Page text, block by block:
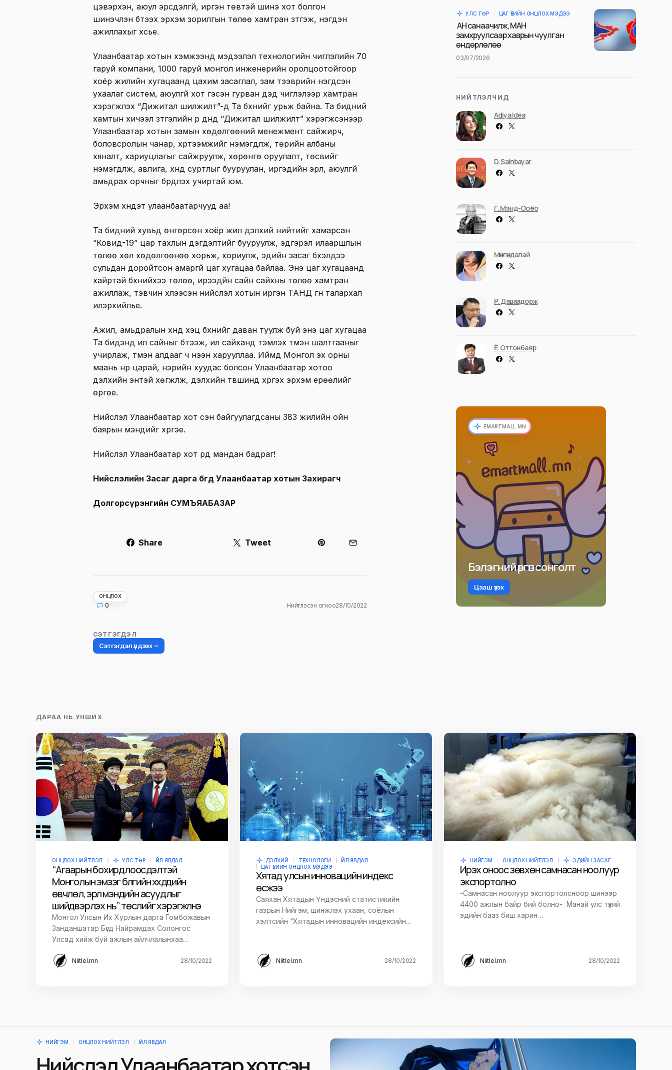
цэвэрхэн, аюул эрсдэлгүй, иргэн төвтэй шинэ хот болгон
шинэчлэн бүтээх эрхэм зорилгын төлөө хамтран зүтгэж, нэгдэн
ажиллахыг хүсье.
Улаанбаатар хотын хэмжээнд мэдээлэл технологийн чиглэлийн 70
гаруй компани, 1000 гаруй монгол инженерийн оролцоотойгоор
хоёр жилийн хугацаанд цахим засаглал, зам тээврийн нэгдсэн
ухаалаг систем, аюулгүй хот гэсэн гурван дэд чиглэлээр хамтран
хэрэгжүүлэх “Дижитал шилжилт”-д Та бүхнийг урьж байна. Та бидний
хамтын хичээл зүтгэлийн үр дүнд “Дижитал шилжилт” хэрэгжсэнээр
Улаанбаатар хотын замын хөдөлгөөний менежмент сайжирч,
боловсролын чанар, хүртээмжийг нэмэгдүүлж, төрийн албаны
хяналт, хариуцлагыг сайжруулж, хөрөнгө оруулалт, төсвийг
нэмэгдүүлж, авлига, хүнд суртлыг бууруулан, иргэдийн эрүүл, аюулгүй
амьдрах орчныг бүрдүүлэх учиртай юм.
Эрхэм хүндэт улаанбаатарчууд аа!
Та бидний хувьд өнгөрсөн хоёр жил дэлхий нийтийг хамарсан
“Ковид-19” цар тахлын дэгдэлтийг бууруулж, эдгэрэл илааршлын
төлөө хөл хөдөлгөөнөө хорьж, хориулж, эдийн засаг бүхэлдээ
сульдан доройтсон амаргүй цаг хугацаа байлаа. Энэ цаг хугацаанд
хайртай бүхнийхээ төлөө, ирээдүйн сайн сайхны төлөө хамтран
ажиллаж, тэвчин хүлээсэн нийслэл хотын иргэн ТАНД гүн талархал
илэрхийлье.
Ажил, амьдралын хүнд хэцүү бүхнийг даван туулж буй энэ цаг хугацаа
Та бидэнд илүү сайныг бүтээж, илүү сайханд тэмүүлэх түмэн шалтгааныг
учирлаж, түмэн алдааг ч нээн харууллаа. Иймд Монгол эх орны
маань нүүр царай, нэрийн хуудас болсон Улаанбаатар хотоо
дэлхийн энтэй хөгжүүлж, дэлхийн түвшинд хүргэх эрхэм ерөөлийг
өргөе.
Нийслэл Улаанбаатар хот үүсэн байгуулагдсаны 383 жилийн ойн
баярын мэндийг хүргэе.
Нийслэл Улаанбаатар хот үүрд мандан бадраг!
Нийслэлийн Засаг дарга бөгөөд Улаанбаатар хотын Захирагч
Долгорсүрэнгийн СУМЪЯАБАЗАР
Share Tweet
ОНЦЛОХ
0 Нийтлэсэн огноо28/10/2022
СЭТГЭГДЭЛ
Сэтгэгдэл үлдээх
Сэтгэгдэл*
Name*
time I comment.
Илгээх
УЛС ТӨР ЦАГ ҮЕИЙН ОНЦЛОХ МЭДЭЭ
АН санаачилж, МАН
замхруулсаар хаврын чуулган
өндөрлөлөө
03/07/2026
НИЙТЛЭЛЧИД
Adiya Idea
D. Sainbayar
Г. Мэнд-Ооёо
Мөнгөндалай
Р. Даваадорж
Ё. Отгонбаяр
EMARTMALL.MN
Бэлэгний өргөн сонголт
Цааш үзэх
ДАРАА НЬ УНШИХ
ОНЦЛОХ НИЙТЛЭЛ УЛС ТӨР ҮЙЛ ЯВДАЛ
“Агаарын бохирдлоос үүдэлтэй
Монголын эмзэг бүлгийн хүүхдүүдийн
өвчлөл, эрүүл мэндийн асуудлыг
шийдвэрлэх нь” төслийг хэрэгжүүлнэ
Монгол Улсын Их Хурлын дарга Гомбожавын
Занданшатар Бүгд Найрамдах Солонгос
Улсад хийж буй ажлын айлчлалынхаа…
Niitlel.mn 28/10/2022
ДЭЛХИЙ ТЕХНОЛОГИ
ҮЙЛ ЯВДАЛ
ЦАГ ҮЕИЙН ОНЦЛОХ МЭДЭЭ
Хятад улсын инновацийн индекс
өсжээ
Саяхан Хятадын Үндэсний статистикийн
газрын Нийгэм, шинжлэх ухаан, соёлын
хэлтсийн “Хятадын инновацийн индексийн…
Niitlel.mn 28/10/2022
НИЙГЭМ ОНЦЛОХ НИЙТЛЭЛ ЭДИЙН ЗАСАГ
Ирэх оноос зөвхөн самнасан ноолуур
экспортолно
-Самнасан ноолуур экспортолсноор шинээр
4400 ажлын байр бий болно- Манай улс түүхий
эдийн бааз биш харин…
Niitlel.mn 28/10/2022
НИЙГЭМ ОНЦЛОХ НИЙТЛЭЛ ҮЙЛ ЯВДАЛ